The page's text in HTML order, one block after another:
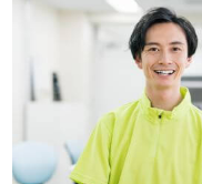
役に立ちたい、少人
い』『介護知識や技
ころに残る仕事をし
い、施設形態や環境
す。募集詳細等、担
お問い合わせも遠慮
医療/福祉業界の正社